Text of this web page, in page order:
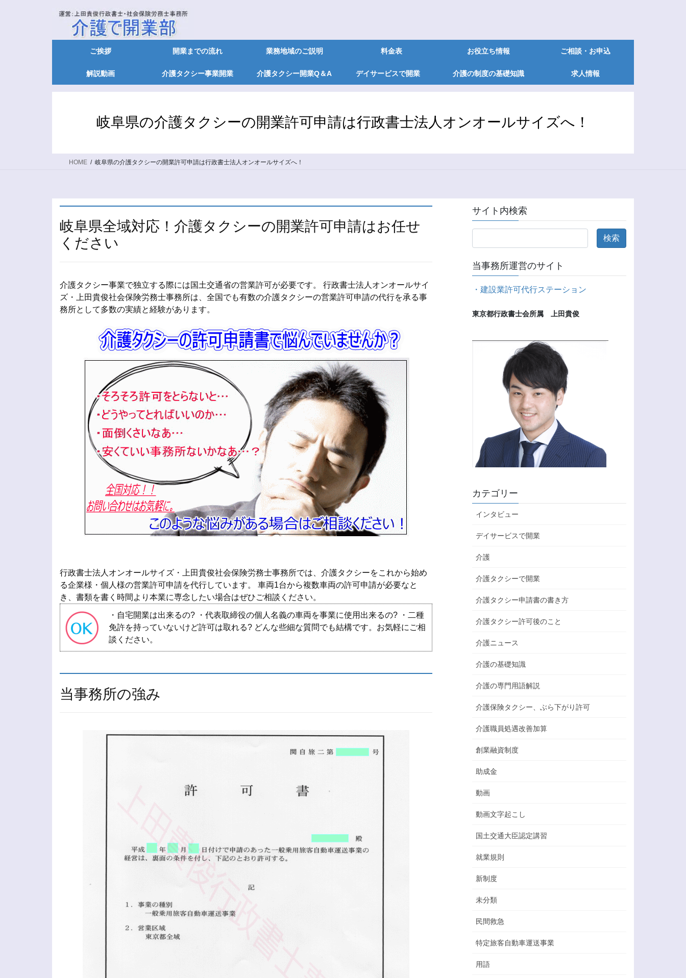
ご挨拶 開業までの流れ 業務地域のご説明 料金表 お役立ち情報 ご相談・お申込
解説動画 介護タクシー事業開業 介護タクシー開業Q＆A デイサービスで開業 介護の制度の基礎知識 求人情報
岐阜県の介護タクシーの開業許可申請は行政書士法人オンオールサイズへ！
HOME 岐阜県の介護タクシーの開業許可申請は行政書士法人オンオールサイズへ！
岐阜県全域対応！介護タクシーの開業許可申請はお任せ
ください
介護タクシー事業で独立する際には国土交通省の営業許可が必要です。 行政書士法人オンオールサイ
ズ・上田貴俊社会保険労務士事務所は、全国でも有数の介護タクシーの営業許可申請の代行を承る事
務所として多数の実績と経験があります。
行政書士法人オンオールサイズ・上田貴俊社会保険労務士事務所では、介護タクシーをこれから始め
る企業様・個人様の営業許可申請を代行しています。 車両1台から複数車両の許可申請が必要なと
き、書類を書く時間より本業に専念したい場合はぜひご相談ください。
・自宅開業は出来るの? ・代表取締役の個人名義の車両を事業に使用出来るの? ・二種
免許を持っていないけど許可は取れる? どんな些細な質問でも結構です。お気軽にご相
談ください。
当事務所の強み
サイト内検索
当事務所運営のサイト
・建設業許可代行ステーション
東京都行政書士会所属　上田貴俊
カテゴリー
インタビュー
デイサービスで開業
介護
介護タクシーで開業
介護タクシー申請書の書き方
介護タクシー許可後のこと
介護ニュース
介護の基礎知識
介護の専門用語解説
介護保険タクシー、ぶら下がり許可
介護職員処遇改善加算
創業融資制度
助成金
動画
動画文字起こし
国土交通大臣認定講習
就業規則
新制度
未分類
民間救急
特定旅客自動車運送事業
用語